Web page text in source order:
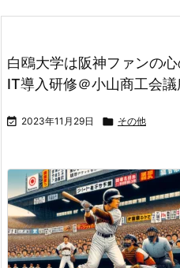
白鴎大学は阪神ファンの
IT導入研修＠小山商工会議
 2023年11月29日  その他